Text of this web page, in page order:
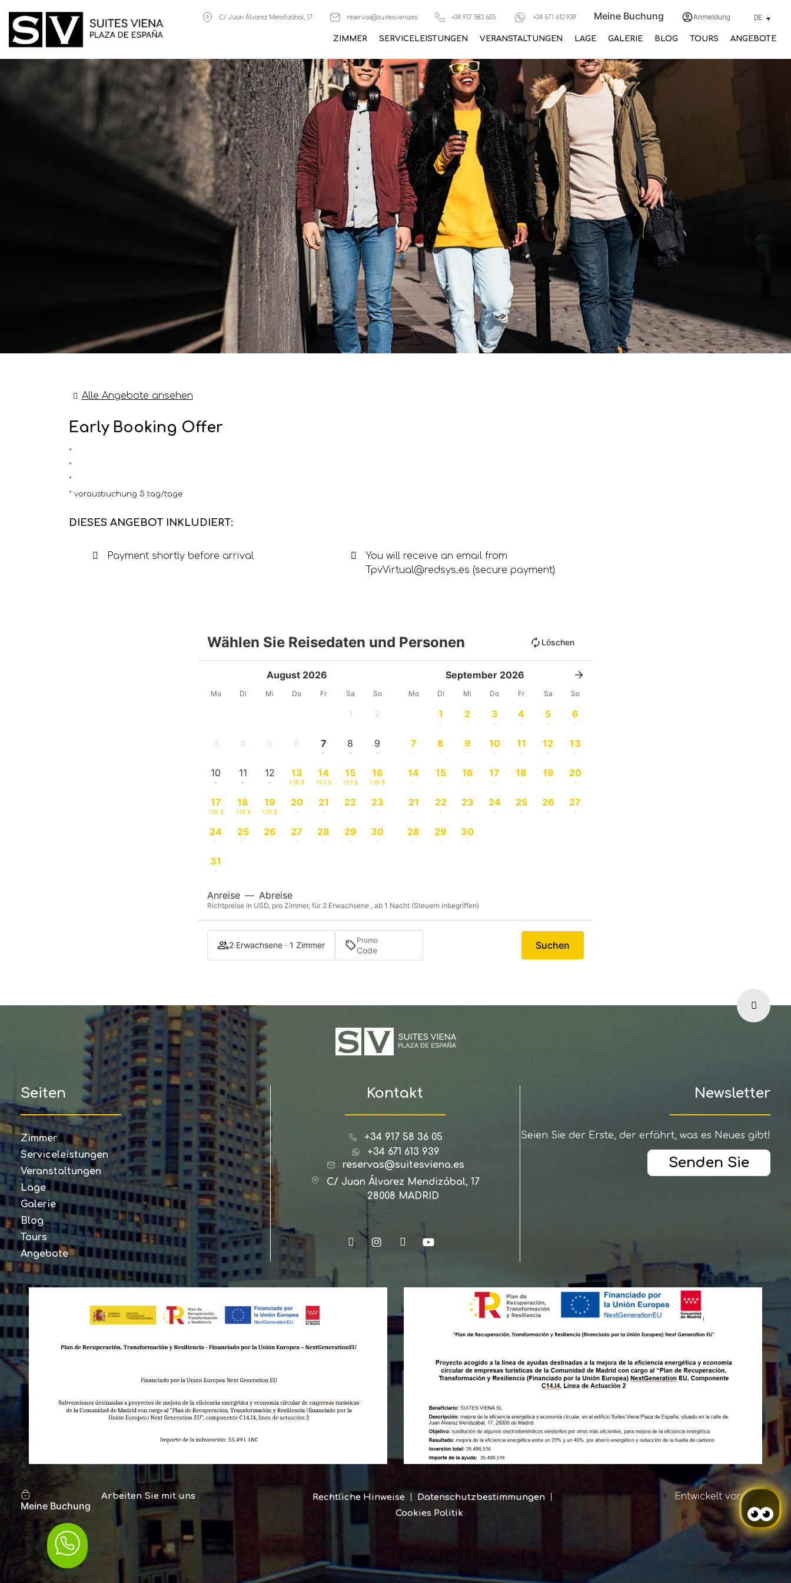
C/ Juan Álvarez Mendizábal, 17 reservas@suitesviena.es +34 917 583 605 +34 671 613 939 Meine Buchung Anmeldung DE
ZIMMER SERVICELEISTUNGEN VERANSTALTUNGEN LAGE GALERIE BLOG TOURS ANGEBOTE
Alle Angebote ansehen
Early Booking Offer
vorausbuchung 5 tag/tage
DIESES ANGEBOT INKLUDIERT:
Payment shortly before arrival
You will receive an email from
TpvVirtual@redsys.es (secure payment)
Wählen Sie Reisedaten und Personen Löschen
August 2026
Mo Di Mi Do Fr Sa So
1 2
3 4 5 6 7
-
8
-
9
-
10
-
11
-
12
-
13
138 $
14
153 $
15
153 $
16
138 $
17
138 $
18
138 $
19
129 $
20
-
21
-
22
-
23
-
24
-
25
-
26
-
27
-
28
-
29
-
30
-
31
-
September 2026
Mo Di Mi Do Fr Sa So
1
-
2
-
3
-
4
-
5
-
6
-
7
-
8
-
9
-
10
-
11
-
12
-
13
-
14
-
15
-
16
-
17
-
18
-
19
-
20
-
21
-
22
-
23
-
24
-
25
-
26
-
27
-
28
-
29
-
30
-
Anreise — Abreise
Richtpreise in USD, pro Zimmer, für 2 Erwachsene , ab 1 Nacht (Steuern inbegriffen)
2 Erwachsene · 1 Zimmer Promo Suchen
Seiten
Zimmer
Serviceleistungen
Veranstaltungen
Lage
Galerie
Blog
Tours
Angebote
Kontakt
+34 917 58 36 05
+34 671 613 939
reservas@suitesviena.es
C/ Juan Álvarez Mendizábal, 17
28008 MADRID
Newsletter
Seien Sie der Erste, der erfährt, was es Neues gibt!
Senden Sie
Meine Buchung
Arbeiten Sie mit uns Rechtliche Hinweise
Datenschutzbestimmungen
Cookies Politik
Entwickelt vonMirai